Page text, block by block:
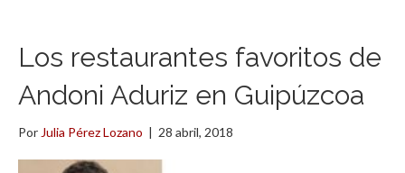
Los restaurantes favoritos de
Andoni Aduriz en Guipúzcoa
Por Julia Pérez Lozano | 28 abril, 2018